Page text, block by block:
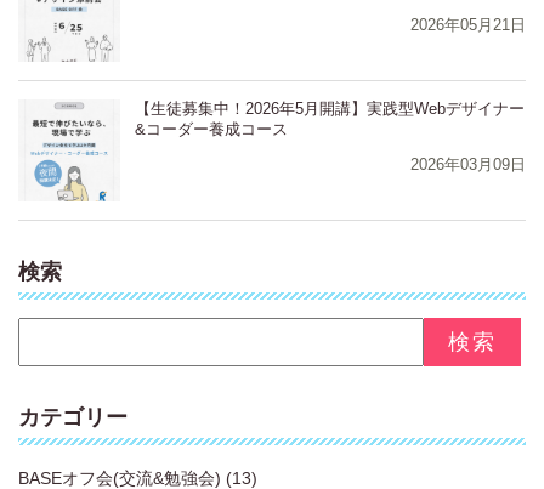
2026年05月21日
【生徒募集中！2026年5月開講】実践型Webデザイナー
&コーダー養成コース
2026年03月09日
検索
カテゴリー
BASEオフ会(交流&勉強会) (13)